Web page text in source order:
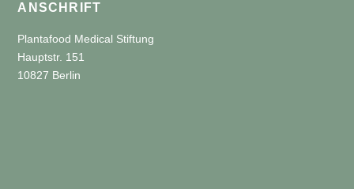
ANSCHRIFT
Plantafood Medical Stiftung
Hauptstr. 151
10827 Berlin